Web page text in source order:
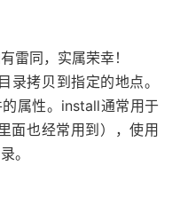
雷同，实属荣幸！
拷贝到指定的地点。
属性。install通常用于
面也经常用到），使用
。